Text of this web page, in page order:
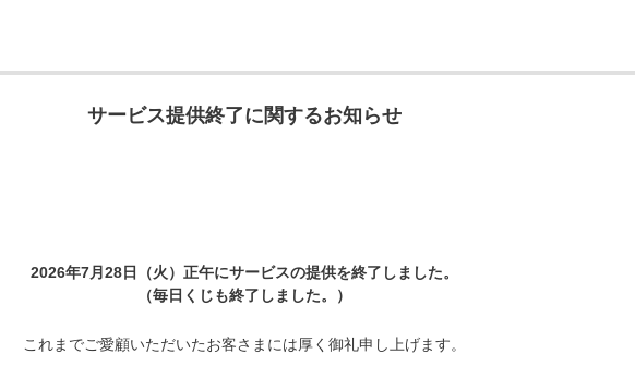
サービス提供終了に関するお知らせ
2026年7月28日（火）正午にサービスの提供を終了しました。
（毎日くじも終了しました。）
これまでご愛顧いただいたお客さまには厚く御礼申し上げます。